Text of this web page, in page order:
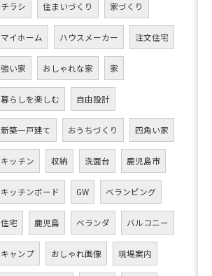
チラシ 住まいづくり 家づくり
マイホーム ハウスメーカー 注文住宅
強い家 おしゃれな家 家
暮らしを楽しむ 自由設計
新築一戸建て おうちづくり 四角い家
キッチン 収納 洗面台 鹿児島市
キッチンボード GW ベランピング
住宅 鹿児島 ベランダ バルコニー
キャンプ おしゃれ画像 現場案内